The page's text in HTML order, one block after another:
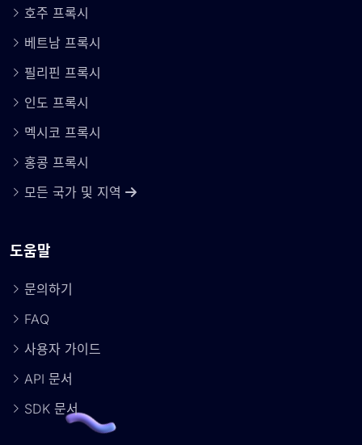
호주 프록시
베트남 프록시
필리핀 프록시
인도 프록시
멕시코 프록시
홍콩 프록시
모든 국가 및 지역
도움말
문의하기
FAQ
사용자 가이드
API 문서
SDK 문서